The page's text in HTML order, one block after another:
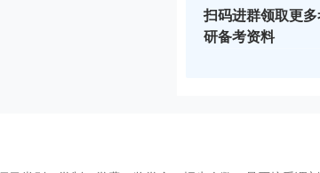
扫码进群领取更多
研备考资料